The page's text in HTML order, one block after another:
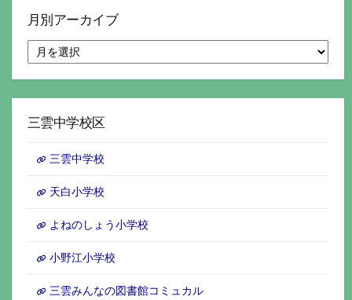
月別アーカイブ
別
ア
イ
三雲中学校区
三雲中学校
天白小学校
よねのしょう小学校
小野江小学校
三雲みんなの図書館コミュカル